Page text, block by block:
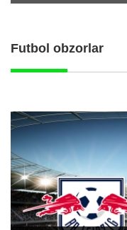
Futbol obzorlar